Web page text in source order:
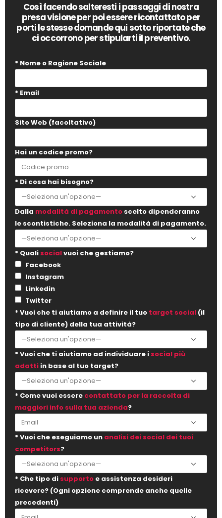
Così facendo salteresti i passaggi di nostra
presa visione per poi essere ricontattato per
porti le stesse domande qui sotto riportate che
ci occorrono per stipularti il preventivo.
* Nome o Ragione Sociale
* Email
Sito Web (facoltativo)
Hai un codice promo?
* Di cosa hai bisogno?
Dalla modalità di pagamento scelto dipenderanno
le scontistiche. Seleziona la modalità di pagamento.
* Quali socialvuoi che gestiamo?
Facebook
Instagram
Linkedin
Twitter
* Vuoi che ti aiutiamo a definire il tuo target social (il
tipo di cliente) della tua attività?
* Vuoi che ti aiutiamo ad individuare i social più
adatti in base al tuo target?
* Come vuoi essere contattato per la raccolta di
maggiori info sulla tua azienda?
* Vuoi che eseguiamo un analisi dei social dei tuoi
competitors?
* Che tipo di supporto e assistenza desideri
ricevere? (Ogni opzione comprende anche quelle
precedenti)